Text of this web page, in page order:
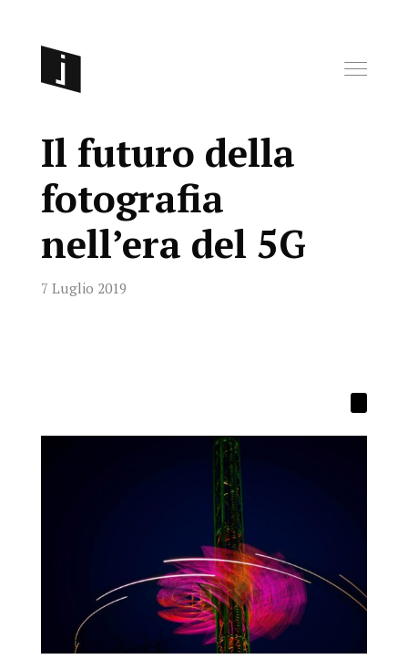
Il futuro della
fotografia
nell’era del 5G
7 Luglio 2019